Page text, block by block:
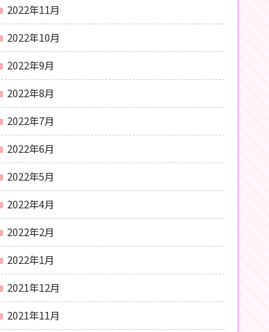
2022年11月
2022年10月
2022年9月
2022年8月
2022年7月
2022年6月
2022年5月
2022年4月
2022年2月
2022年1月
2021年12月
2021年11月